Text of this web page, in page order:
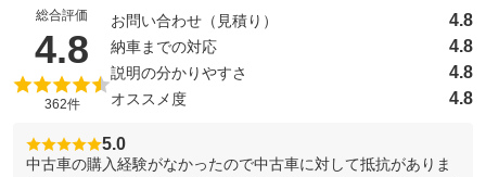
総合評価
4.8 （5点満点中）
362件
お問い合わせ（見積り） 4.8
納車までの対応 4.8
説明の分かりやすさ 4.8
オススメ度 4.8
5.0
中古車の購入経験がなかったので中古車に対して抵抗がありま